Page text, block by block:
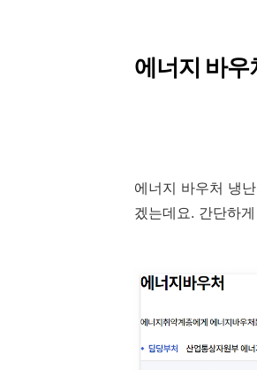
에너지 바우
에너지 바우처 냉
겠는데요. 간단하